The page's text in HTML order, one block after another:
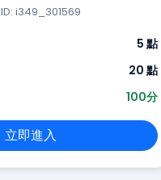
ID: i349_301569
5 點
20 點
100分
立即進入